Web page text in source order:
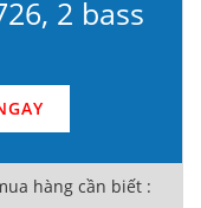
2 bass
hàng cần biết :